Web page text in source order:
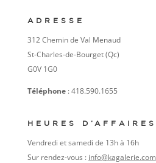
ADRESSE
312 Chemin de Val Menaud
St-Charles-de-Bourget (Qc)
G0V 1G0
Téléphone : 418.590.1655
HEURES D’AFFAIRES
Vendredi et samedi de 13h à 16h
Sur rendez-vous : info@kagalerie.com